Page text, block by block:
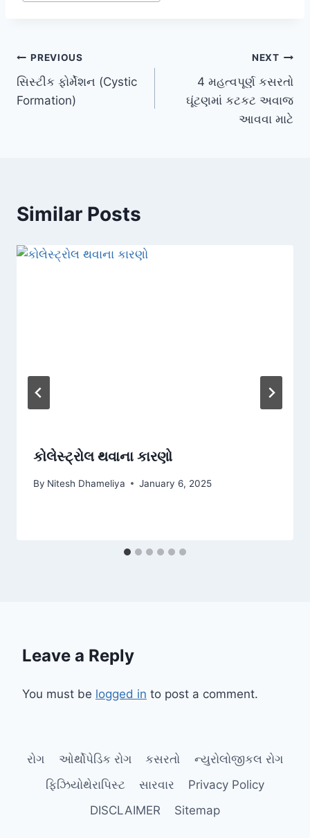
Post
navigation
PREVIOUS
સિસ્ટીક ફોર્મેશન (Cystic
Formation)
NEXT
4 મહત્વપૂર્ણ કસરતો
ઘૂંટણમાં કટકટ અવાજ
આવવા માટે
Similar Posts
કોલેસ્ટ્રોલ થવાના કારણો
By Nitesh Dhameliya January 6, 2025
Leave a Reply
You must be logged in to post a comment.
રોગ ઓર્થોપેડિક રોગ કસરતો
ન્યુરોલોજીકલ રોગ
ફિઝિયોથેરાપિસ્ટ
સારવાર
Privacy Policy
DISCLAIMER
Sitemap